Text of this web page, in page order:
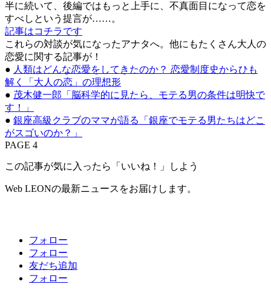
半に続いて、後編ではもっと上手に、不真面目になって恋を
すべしという提言が……。
記事はコチラです
これらの対談が気になったアナタへ。他にもたくさん大人の
恋愛に関する記事が！
● 人類はどんな恋愛をしてきたのか？ 恋愛制度史からひも
解く「大人の恋」の理想形
● 茂木健一郎「脳科学的に見たら、モテる男の条件は明快で
す！」
● 銀座高級クラブのママが語る「銀座でモテる男たちはどこ
がスゴいのか？」
PAGE 4
この記事が気に入ったら「いいね！」しよう
Web LEONの最新ニュースをお届けします。
フォロー
フォロー
友だち追加
フォロー